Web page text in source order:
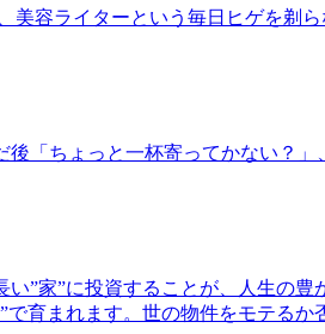
美容ライターという毎日ヒゲを剃
「ちょっと一杯寄ってかない？
”家”に投資することが、人生の豊
育まれます。世の物件をモテるか